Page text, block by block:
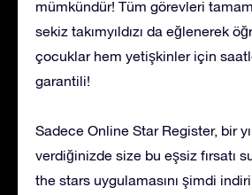
mümkündür! Tüm görevleri
sekiz takımyıldızı da eğlenerek
çocuklar hem yetişkinler için
garantili!
Sadece Online Star Register, bir
verdiğinizde size bu eşsiz fırsatı
the stars uygulamasını şimdi